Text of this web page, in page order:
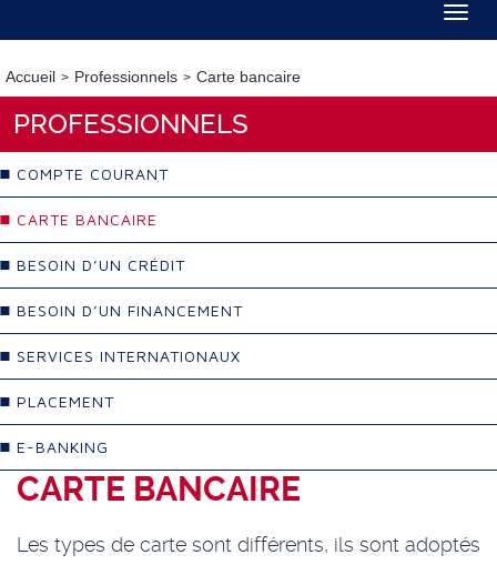
Accueil Professionnels Carte bancaire
PROFESSIONNELS
COMPTE COURANT
CARTE BANCAIRE
BESOIN D’UN CRÉDIT
BESOIN D’UN FINANCEMENT
SERVICES INTERNATIONAUX
PLACEMENT
E-BANKING
CARTE BANCAIRE
Les types de carte sont différents, ils sont adoptés